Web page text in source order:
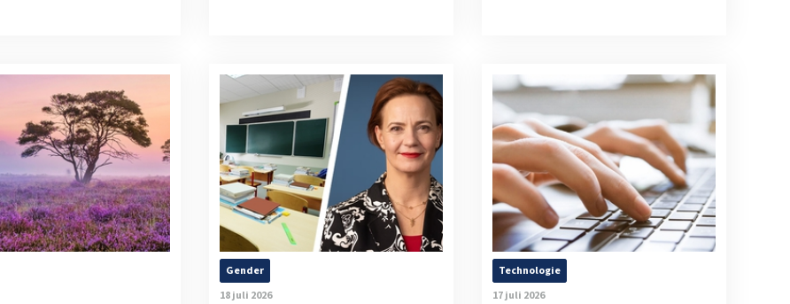
Gender
18 juli 2026
Technologie
17 juli 2026